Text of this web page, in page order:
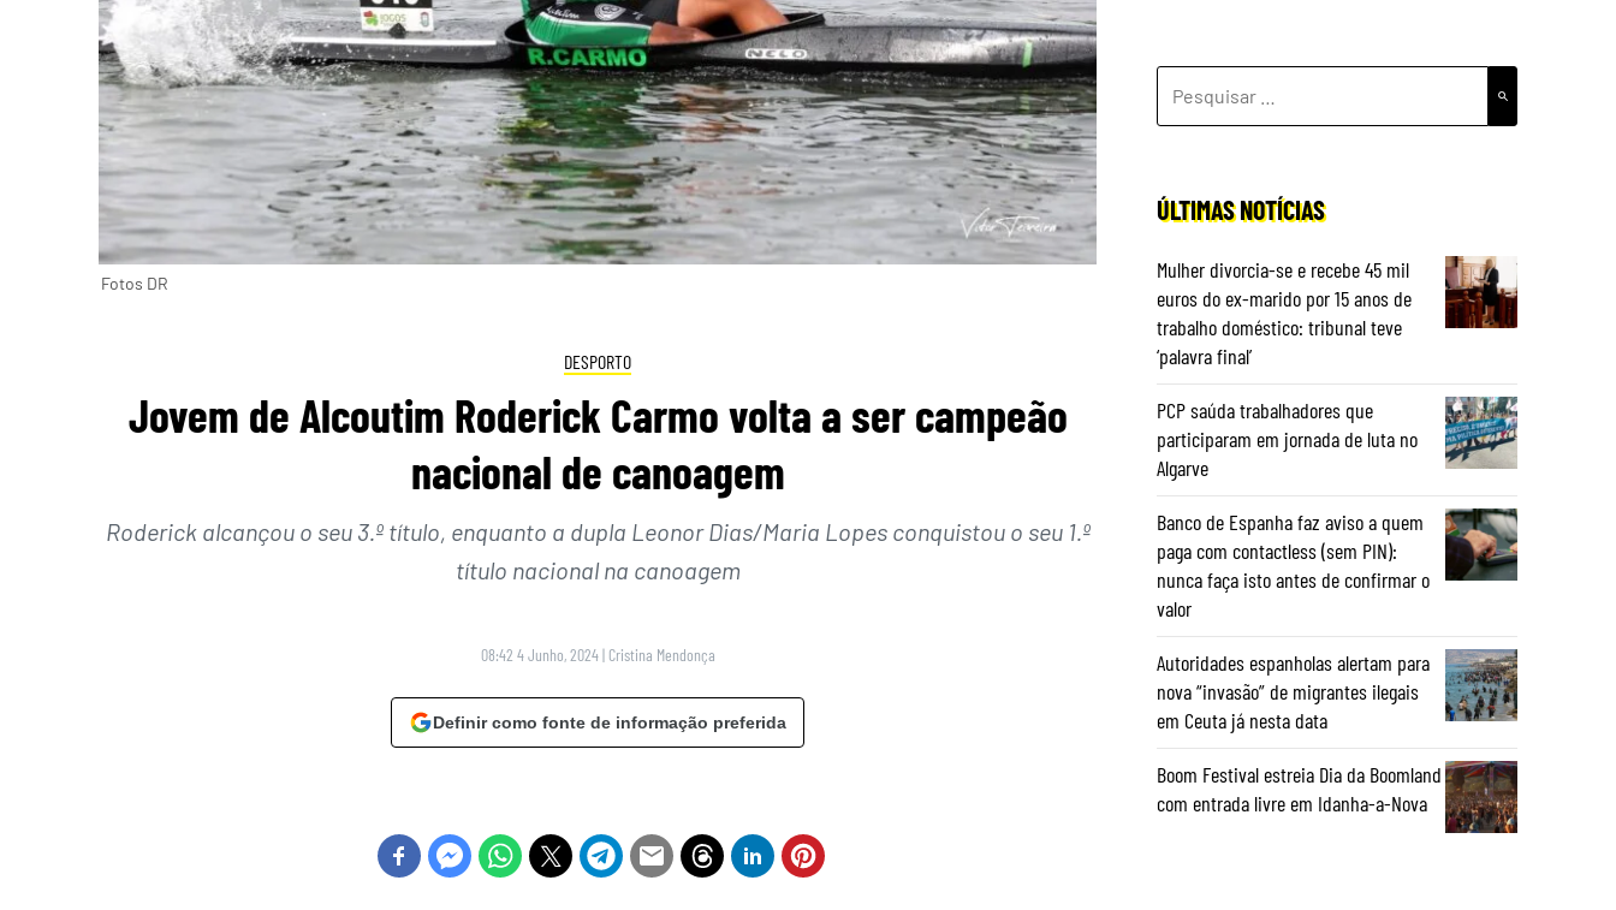
Fotos DR
DESPORTO
Jovem de Alcoutim Roderick Carmo volta a ser campeão
nacional de canoagem
Roderick alcançou o seu 3.º título, enquanto a dupla Leonor Dias/Maria Lopes conquistou o seu 1.º
título nacional na canoagem
08:42 4 Junho, 2024 | Cristina Mendonça
Definir como fonte de informação preferida
POR:
ÚLTIMAS NOTÍCIAS
Mulher divorcia-se e recebe 45 mil
euros do ex-marido por 15 anos de
trabalho doméstico: tribunal teve
‘palavra final’
PCP saúda trabalhadores que
participaram em jornada de luta no
Algarve
Banco de Espanha faz aviso a quem
paga com contactless (sem PIN):
nunca faça isto antes de confirmar o
valor
Autoridades espanholas alertam para
nova “invasão” de migrantes ilegais
em Ceuta já nesta data
Boom Festival estreia Dia da Boomland
com entrada livre em Idanha-a-Nova